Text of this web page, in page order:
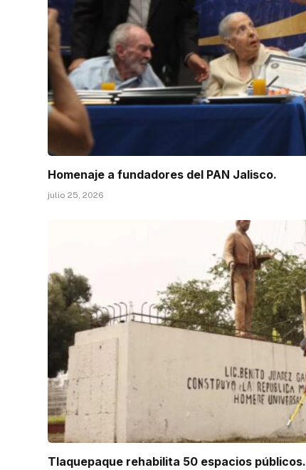
Homenaje a fundadores del PAN Jalisco.
julio 25, 2026
Tlaquepaque rehabilita 50 espacios públicos.